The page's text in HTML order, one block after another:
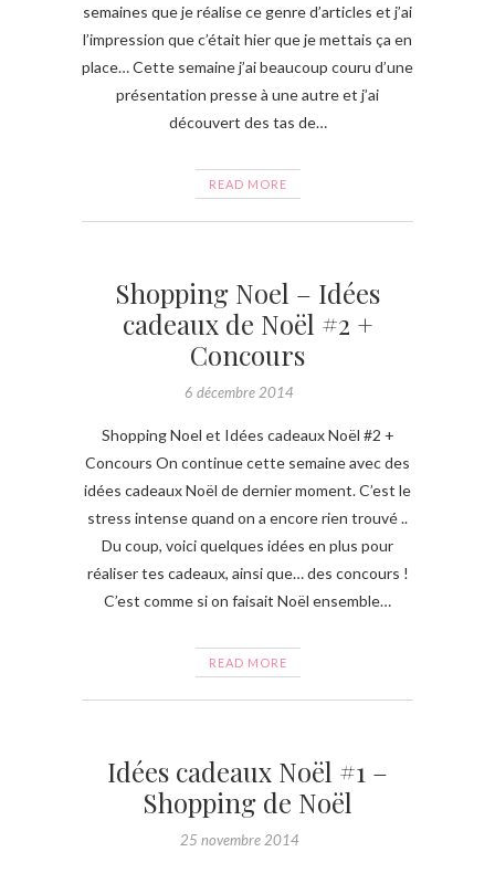
semaines que je réalise ce genre d’articles et j’ai
l’impression que c’était hier que je mettais ça en
place… Cette semaine j’ai beaucoup couru d’une
présentation presse à une autre et j’ai
découvert des tas de…
READ MORE
Shopping Noel – Idées
cadeaux de Noël #2 +
Concours
6 décembre 2014
Shopping Noel et Idées cadeaux Noël #2 +
Concours On continue cette semaine avec des
idées cadeaux Noël de dernier moment. C’est le
stress intense quand on a encore rien trouvé ..
Du coup, voici quelques idées en plus pour
réaliser tes cadeaux, ainsi que… des concours !
C’est comme si on faisait Noël ensemble…
READ MORE
Idées cadeaux Noël #1 –
Shopping de Noël
25 novembre 2014